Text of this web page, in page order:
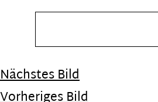
Nächstes Bild